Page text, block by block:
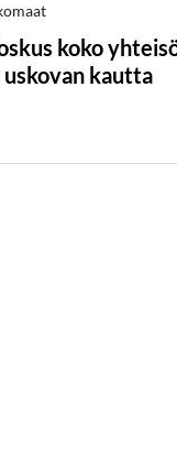
koko
kautta